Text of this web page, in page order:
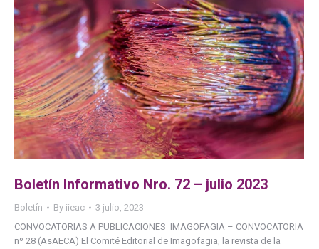
Boletín Informativo Nro. 72 – julio 2023
Boletín By iieac
3 julio, 2023
CONVOCATORIAS A PUBLICACIONES IMAGOFAGIA – CONVOCATORIA
nº 28 (AsAECA) El Comité Editorial de Imagofagia, la revista de la